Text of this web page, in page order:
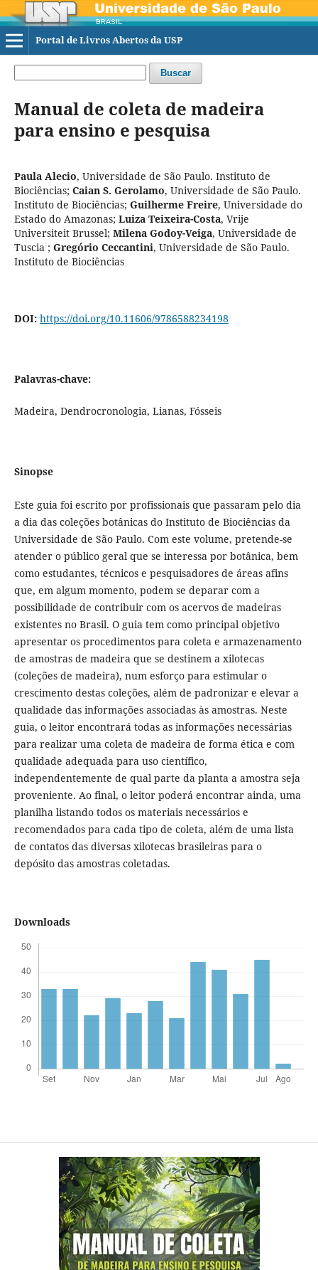
Portal de Livros Abertos da USP
Buscar
Manual de coleta de madeira
para ensino e pesquisa
Paula Alecio, Universidade de São Paulo. Instituto de
Biociências; Caian S. Gerolamo, Universidade de São Paulo.
Instituto de Biociências; Guilherme Freire, Universidade do
Estado do Amazonas; Luiza Teixeira-Costa, Vrije
Universiteit Brussel; Milena Godoy-Veiga, Universidade de
Tuscia ; Gregório Ceccantini, Universidade de São Paulo.
Instituto de Biociências
DOI: https://doi.org/10.11606/9786588234198
Palavras-chave:
Madeira, Dendrocronologia, Lianas, Fósseis
Sinopse
Este guia foi escrito por profissionais que passaram pelo dia
a dia das coleções botânicas do Instituto de Biociências da
Universidade de São Paulo. Com este volume, pretende-se
atender o público geral que se interessa por botânica, bem
como estudantes, técnicos e pesquisadores de áreas afins
que, em algum momento, podem se deparar com a
possibilidade de contribuir com os acervos de madeiras
existentes no Brasil. O guia tem como principal objetivo
apresentar os procedimentos para coleta e armazenamento
de amostras de madeira que se destinem a xilotecas
(coleções de madeira), num esforço para estimular o
crescimento destas coleções, além de padronizar e elevar a
qualidade das informações associadas às amostras. Neste
guia, o leitor encontrará todas as informações necessárias
para realizar uma coleta de madeira de forma ética e com
qualidade adequada para uso científico,
independentemente de qual parte da planta a amostra seja
proveniente. Ao final, o leitor poderá encontrar ainda, uma
planilha listando todos os materiais necessários e
recomendados para cada tipo de coleta, além de uma lista
de contatos das diversas xilotecas brasileiras para o
depósito das amostras coletadas.
Downloads